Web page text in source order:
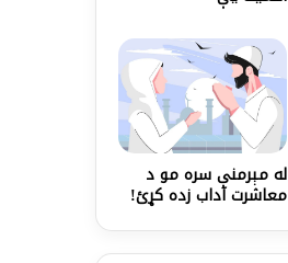
له مېرمنې سره مو د
معاشرت آداب زده کړئ!